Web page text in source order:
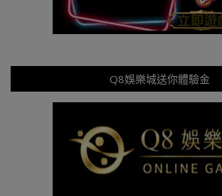
Q8娛樂城送你體驗金